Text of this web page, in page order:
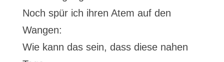
Noch spür ich ihren Atem auf den
Wangen:
Wie kann das sein, dass diese nahen